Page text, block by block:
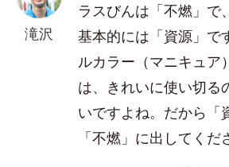
滝沢
ラスびんは「不燃」で
基本的には「資源」で
ルカラー（マニキュア
は、きれいに使い切る
いですよね。だから「
「不燃」に出してくだ